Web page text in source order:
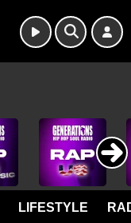
LIFESTYLE